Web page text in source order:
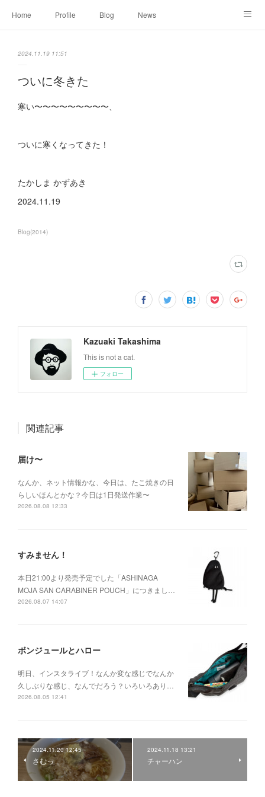
Home Profile Blog News
2024.11.19 11:51
ついに冬きた
寒い〜〜〜〜〜〜〜〜〜、
ついに寒くなってきた！
たかしま かずあき
2024.11.19
Blog(2014)
Kazuaki Takashima
This is not a cat.
フォロー
関連記事
届け〜
なんか、ネット情報かな、今日は、たこ焼きの日
らしいほんとかな？今日は1日発送作業〜
2026.08.08 12:33
すみません！
本日21:00より発売予定でした「ASHINAGA
MOJA SAN CARABINER POUCH」につきまし…
2026.08.07 14:07
ボンジュールとハロー
明日、インスタライブ！なんか変な感じでなんか
久しぶりな感じ、なんでだろう？いろいろあり…
2026.08.05 12:41
2024.11.20 12:45
さむっ
2024.11.18 13:21
チャーハン